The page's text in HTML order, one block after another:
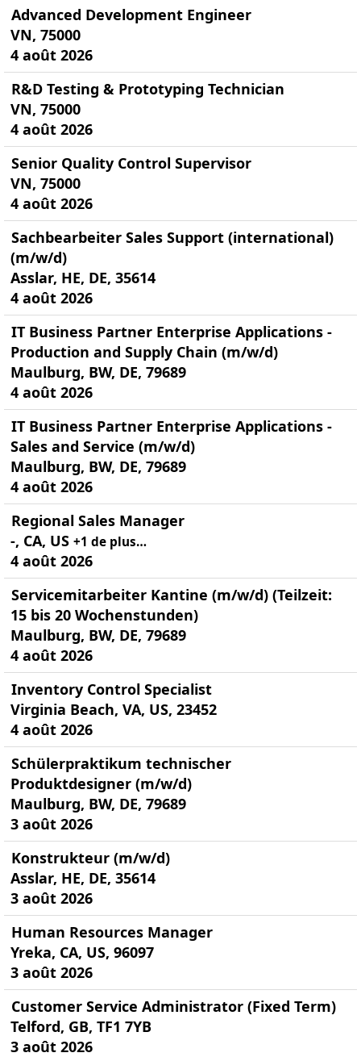
Advanced Development Engineer
VN, 75000
4 août 2026
R&D Testing & Prototyping Technician
VN, 75000
4 août 2026
Senior Quality Control Supervisor
VN, 75000
4 août 2026
Sachbearbeiter Sales Support (international)
(m/w/d)
Asslar, HE, DE, 35614
4 août 2026
IT Business Partner Enterprise Applications -
Production and Supply Chain (m/w/d)
Maulburg, BW, DE, 79689
4 août 2026
IT Business Partner Enterprise Applications -
Sales and Service (m/w/d)
Maulburg, BW, DE, 79689
4 août 2026
Regional Sales Manager
-, CA, US +1 de plus…
4 août 2026
Servicemitarbeiter Kantine (m/w/d) (Teilzeit:
15 bis 20 Wochenstunden)
Maulburg, BW, DE, 79689
4 août 2026
Inventory Control Specialist
Virginia Beach, VA, US, 23452
4 août 2026
Schülerpraktikum technischer
Produktdesigner (m/w/d)
Maulburg, BW, DE, 79689
3 août 2026
Konstrukteur (m/w/d)
Asslar, HE, DE, 35614
3 août 2026
Human Resources Manager
Yreka, CA, US, 96097
3 août 2026
Customer Service Administrator (Fixed Term)
Telford, GB, TF1 7YB
3 août 2026